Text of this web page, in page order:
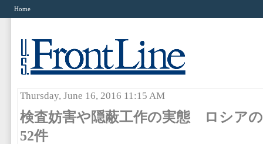
Home
Thursday, June 16, 2016 11:15 AM
検査妨害や隠蔽工作の実態 ロシア
52件